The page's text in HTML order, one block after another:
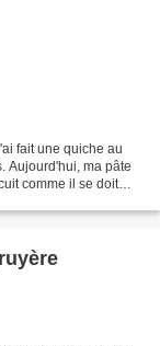
fait une quiche au
Aujourd'hui, ma pâte
comme il se doit